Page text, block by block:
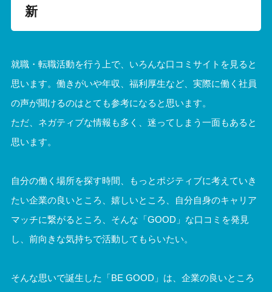
新
就職・転職活動を行う上で、いろんな口コミサイトを見ると
思います。働きがいや年収、福利厚生など、実際に働く社員
の声が聞けるのはとても参考になると思います。
ただ、ネガティブな情報も多く、迷ってしまう一面もあると
思います。
自分の働く場所を探す時間、もっとポジティブに考えていき
たい企業の良いところ、嬉しいところ、自分自身のキャリア
マッチに繋がるところ、 そんな「GOOD」な口コミを発見
し、前向きな気持ちで活動してもらいたい。
そんな思いで誕生した「BE GOOD」は、企業の良いところ